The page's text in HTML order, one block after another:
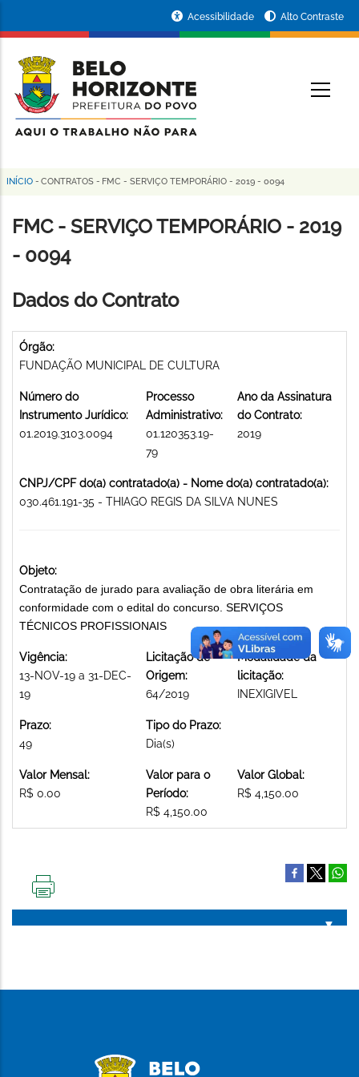
conteúdo
principal
da
Prefeitura
de
Horizonte
Acessibilidade Alto Contraste
Trilha
de
navegação
INÍCIO - CONTRATOS - FMC - SERVIÇO TEMPORÁRIO - 2019 - 0094
FMC - SERVIÇO TEMPORÁRIO - 2019
- 0094
Dados do Contrato
Órgão:
FUNDAÇÃO MUNICIPAL DE CULTURA
Número do
Instrumento Jurídico:
01.2019.3103.0094
Processo
Administrativo:
01.120353.19-
79
Ano da Assinatura
do Contrato:
2019
CNPJ/CPF do(a) contratado(a) - Nome do(a) contratado(a):
030.461.191-35 - THIAGO REGIS DA SILVA NUNES
Objeto:
Contratação de jurado para avaliação de obra literária em
conformidade com o edital do concurso. SERVIÇOS
TÉCNICOS PROFISSIONAIS
Vigência:
13-NOV-19 a 31-DEC-
19
Licitação de
Origem:
64/2019
Modalidade da
licitação:
INEXIGIVEL
Prazo:
49
Tipo do Prazo:
Dia(s)
Valor Mensal:
R$ 0.00
Valor para o
Período:
R$ 4,150.00
Valor Global:
R$ 4,150.00
PÁGINA